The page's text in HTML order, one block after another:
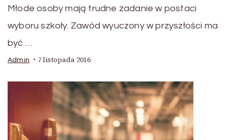
Młode osoby mają trudne zadanie w postaci
wyboru szkoły. Zawód wyuczony w przyszłości ma
być …
Admin 7 listopada 2016